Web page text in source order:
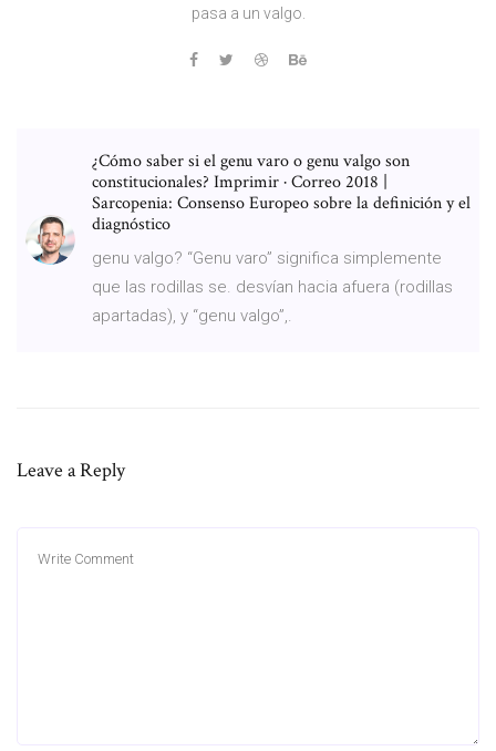
pasa a un valgo.
¿Cómo saber si el genu varo o genu valgo son
constitucionales? Imprimir · Correo 2018 |
Sarcopenia: Consenso Europeo sobre la definición y el
diagnóstico
genu valgo? “Genu varo” significa simplemente
que las rodillas se. desvían hacia afuera (rodillas
apartadas), y “genu valgo”,.
Leave a Reply